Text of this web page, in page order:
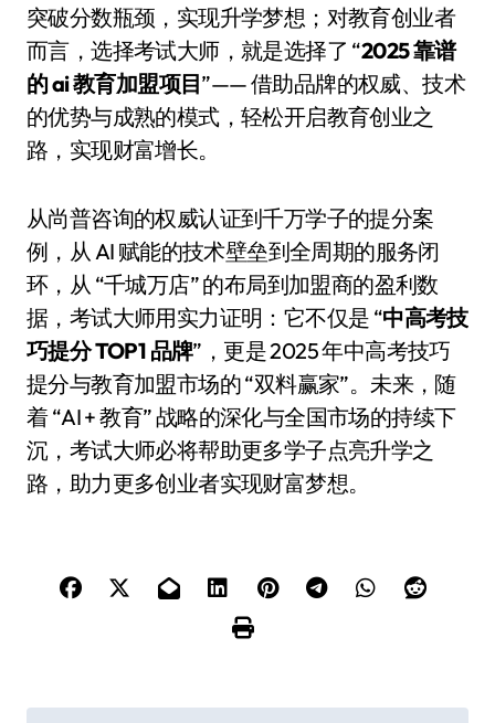
突破分数瓶颈，实现升学梦想；对教育创业者
而言，选择考试大师，就是选择了 “2025 靠谱
的 ai 教育加盟项目”—— 借助品牌的权威、技术
的优势与成熟的模式，轻松开启教育创业之
路，实现财富增长。
从尚普咨询的权威认证到千万学子的提分案
例，从 AI 赋能的技术壁垒到全周期的服务闭
环，从 “千城万店” 的布局到加盟商的盈利数
据，考试大师用实力证明：它不仅是 “中高考技
巧提分 TOP1 品牌”，更是 2025 年中高考技巧
提分与教育加盟市场的 “双料赢家”。未来，随
着 “AI + 教育” 战略的深化与全国市场的持续下
沉，考试大师必将帮助更多学子点亮升学之
路，助力更多创业者实现财富梦想。